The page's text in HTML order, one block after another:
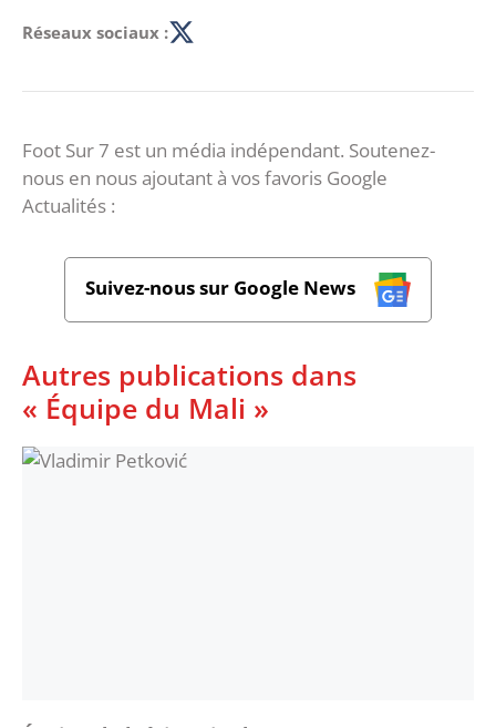
Réseaux sociaux :
Foot Sur 7 est un média indépendant. Soutenez-
nous en nous ajoutant à vos favoris Google
Actualités :
Suivez-nous sur Google News
Autres publications dans
« Équipe du Mali »